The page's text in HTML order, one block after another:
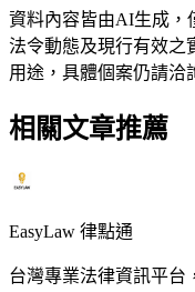
資料內容皆由AI生成，
法令動態及現行有效之
用途，具體個案仍請洽
相關文章推薦
EasyLaw 律點通
台灣專業法律資訊平台